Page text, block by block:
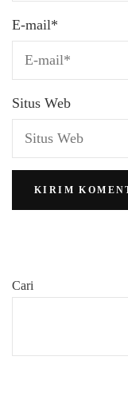
E-mail*
Situs Web
Cari